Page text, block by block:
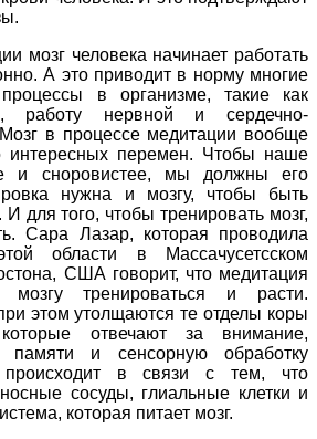
мозг человека начинает работать
А это приводит в норму многие
в организме, такие как
работу нервной и сердечно-
в процессе медитации вообще
интересных перемен. Чтобы наше
и сноровистее, мы должны его
нужна и мозгу, чтобы быть
для того, чтобы тренировать мозг,
Сара Лазар, которая проводила
области в Массачусетсском
США говорит, что медитация
мозгу тренироваться и расти.
этом утолщаются те отделы коры
отвечают за внимание,
памяти и сенсорную обработку
в связи с тем, что
сосуды, глиальные клетки и
которая питает мозг.